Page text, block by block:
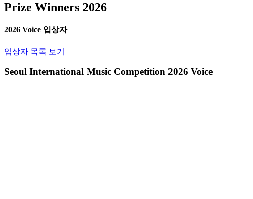
Prize Winners 2026
2026 Voice 입상자
입상자 목록 보기
Seoul International Music Competition 2026 Voice